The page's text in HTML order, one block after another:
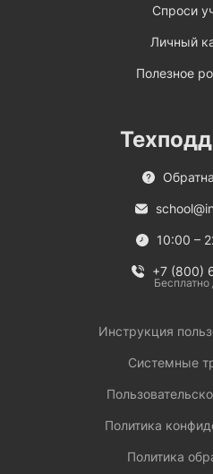
Спроси
Личный
Полезное
10:00 –
+7 (800)
Инструкция
Системные
Политика
Политика